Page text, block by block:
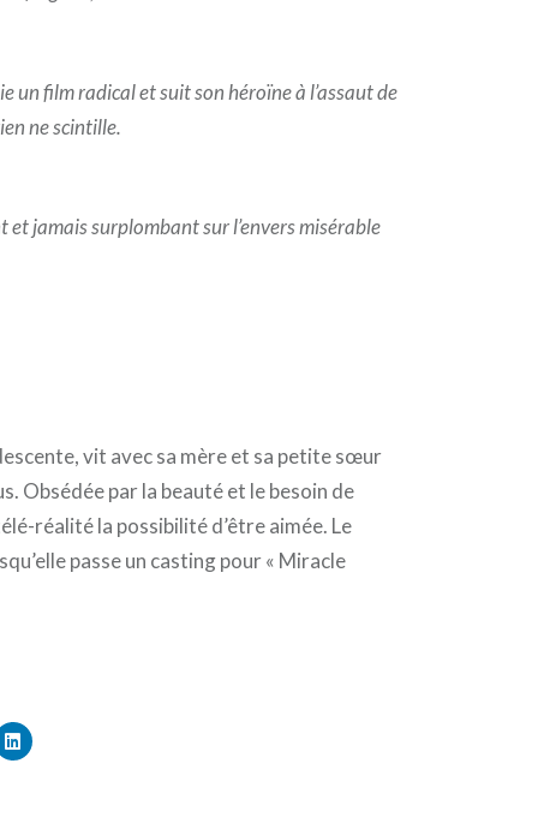
un film radical et suit son héroïne à l’assaut de
ne scintille.
et jamais surplombant sur l’envers misérable
vit avec sa mère et sa petite sœur
Obsédée par la beauté et le besoin de
réalité la possibilité d’être aimée. Le
passe un casting pour « Miracle